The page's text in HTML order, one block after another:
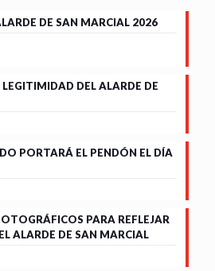
DE SAN MARCIAL 2026
DEL ALARDE DE
PORTARÁ EL PENDÓN EL DÍA
PARA REFLEJAR
ALARDE DE SAN MARCIAL